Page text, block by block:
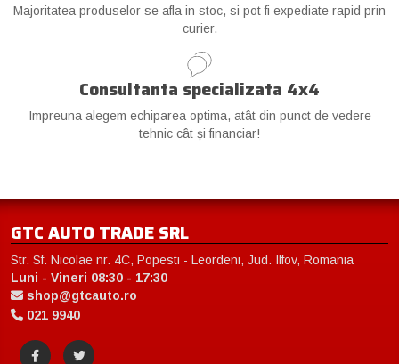
Majoritatea produselor se afla in stoc, si pot fi expediate rapid prin
curier.
Consultanta specializata 4x4
Impreuna alegem echiparea optima, atât din punct de vedere
tehnic cât și financiar!
GTC AUTO TRADE SRL
Str. Sf. Nicolae nr. 4C, Popesti - Leordeni, Jud. Ilfov, Romania
Luni - Vineri 08:30 - 17:30
shop@gtcauto.ro
021 9940